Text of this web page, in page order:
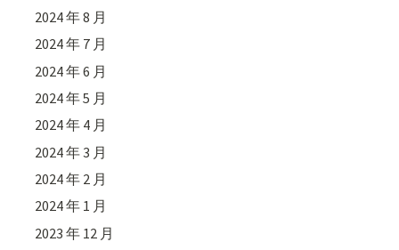
2024 年 8 月
2024 年 7 月
2024 年 6 月
2024 年 5 月
2024 年 4 月
2024 年 3 月
2024 年 2 月
2024 年 1 月
2023 年 12 月